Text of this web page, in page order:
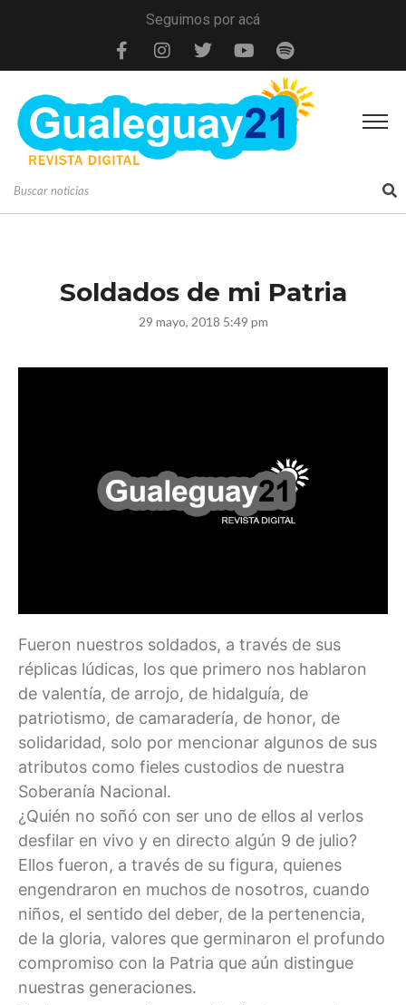
Seguimos por acá
Soldados de mi Patria
29 mayo, 2018 5:49 pm
Fueron nuestros soldados, a través de sus
réplicas lúdicas, los que primero nos hablaron
de valentía, de arrojo, de hidalguía, de
patriotismo, de camaradería, de honor, de
solidaridad, solo por mencionar algunos de sus
atributos como fieles custodios de nuestra
Soberanía Nacional.
¿Quién no soñó con ser uno de ellos al verlos
desfilar en vivo y en directo algún 9 de julio?
Ellos fueron, a través de su figura, quienes
engendraron en muchos de nosotros, cuando
niños, el sentido del deber, de la pertenencia,
de la gloria, valores que germinaron el profundo
compromiso con la Patria que aún distingue
nuestras generaciones.